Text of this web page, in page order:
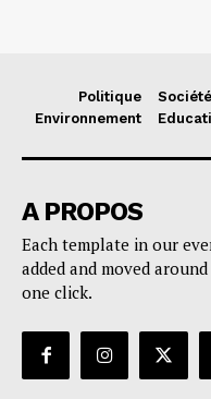
Politique Société
Environnement
A PROPOS
Each template in our
added and moved
one click.